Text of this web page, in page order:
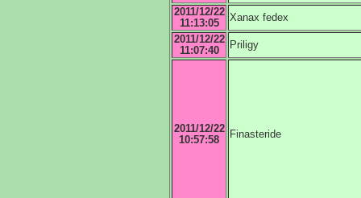
2011/12/22
11:13:05
Xanax fedex
2011/12/22
11:07:40
Priligy
2011/12/22
10:57:58
Finasteride